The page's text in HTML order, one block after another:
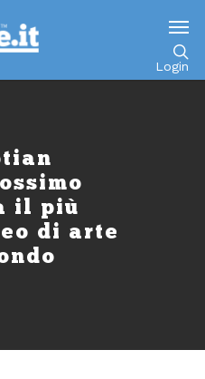
Login
il più
di arte
version